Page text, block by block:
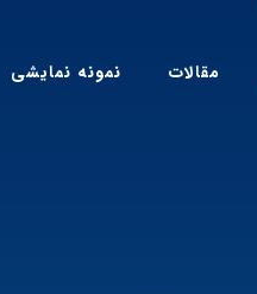
مقالات نمونه نمایشی